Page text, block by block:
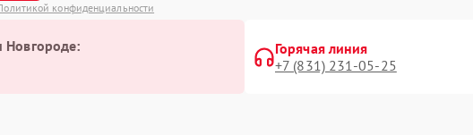
конфиденциальности
Новгороде:
Горячая линия
+7 (831) 231-05-25